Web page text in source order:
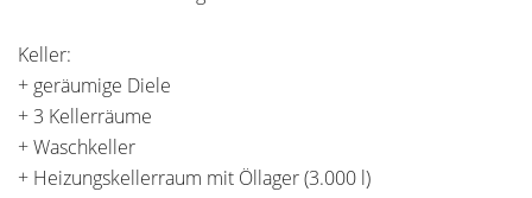
Keller:
+ geräumige Diele
+ 3 Kellerräume
+ Waschkeller
+ Heizungskellerraum mit Öllager (3.000 l)